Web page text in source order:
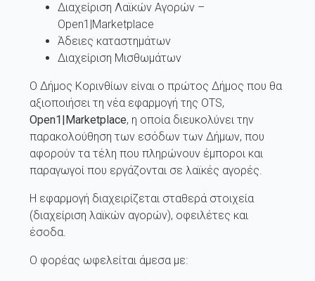
Διαχείριση Λαϊκών Αγορών –
Open1|Marketplace
Άδειες καταστημάτων
Διαχείριση Μισθωμάτων
Ο Δήμος Κορινθίων είναι ο πρώτος Δήμος που θα
αξιοποιήσει τη νέα εφαρμογή της OTS,
Open1|Marketplace, η οποία διευκολύνει την
παρακολούθηση των εσόδων των Δήμων, που
αφορούν τα τέλη που πληρώνουν έμποροι και
παραγωγοί που εργάζονται σε λαϊκές αγορές.
Η εφαρμογή διαχειρίζεται σταθερά στοιχεία
(διαχείριση λαϊκών αγορών), οφειλέτες και
έσοδα.
Ο φορέας ωφελείται άμεσα με: